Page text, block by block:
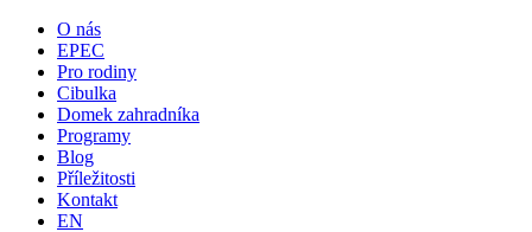
O nás
EPEC
Pro rodiny
Cibulka
Domek zahradníka
Programy
Blog
Příležitosti
Kontakt
EN